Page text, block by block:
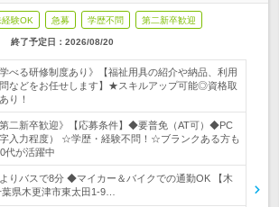
験OK 急募 学歴不問 第二新卒歓迎
終了予定日： 2026/08/20
学べる研修制度あり》【福祉用具の紹介や納品、利用
などをお任せします】★スキルアップ可能◎資格取
り！
第二新卒歓迎》【応募条件】◆要普免（AT可）◆PC
入力程度） ☆学歴・経験不問！☆ブランクある方も
代が活躍中
りバスで8分 ◆マイカー＆バイクでの通勤OK 【木
県木更津市東太田1-9…